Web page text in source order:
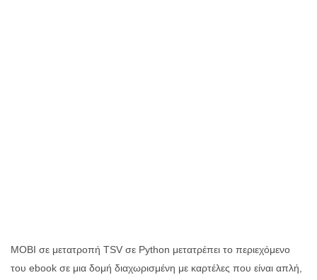
MOBI σε μετατροπή TSV σε Python μετατρέπει το περιεχόμενο
του ebook σε μια δομή διαχωρισμένη με καρτέλες που είναι απλή,